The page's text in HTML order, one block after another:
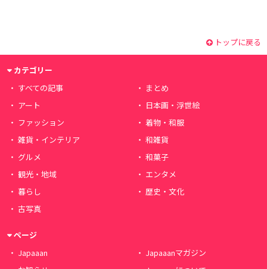
トップに戻る
カテゴリー
すべての記事
まとめ
アート
日本画・浮世絵
ファッション
着物・和服
雑貨・インテリア
和雑貨
グルメ
和菓子
観光・地域
エンタメ
暮らし
歴史・文化
古写真
ページ
Japaaan
Japaaanマガジン